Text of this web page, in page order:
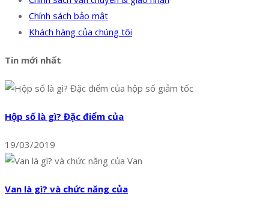
Chính sách bảo mật
Khách hàng của chúng tôi
Tin mới nhất
Hộp số là gì? Đặc điểm của
19/03/2019
Van là gì? và chức năng của